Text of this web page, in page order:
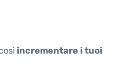
incrementare i tuoi